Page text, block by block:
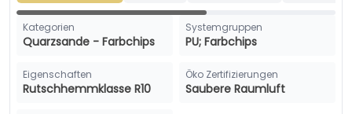
Kategorien
Quarzsande - Farbchips
Systemgruppen
PU; Farbchips
Eigenschaften
Rutschhemmklasse R10
Öko Zertifizierungen
Saubere Raumluft